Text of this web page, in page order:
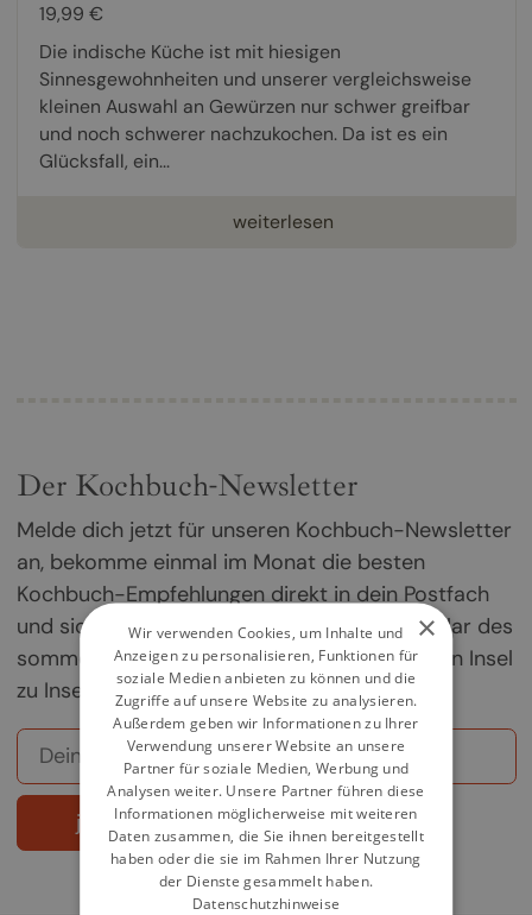
19,99 €
Die indische Küche ist mit hiesigen
Sinnesgewohnheiten und unserer vergleichsweise
kleinen Auswahl an Gewürzen nur schwer greifbar
und noch schwerer nachzukochen. Da ist es ein
Glücksfall, ein...
weiterlesen
Der Kochbuch-Newsletter
Melde dich jetzt für unseren Kochbuch-Newsletter
an, bekomme einmal im Monat die besten
Kochbuch-Empfehlungen direkt in dein Postfach
und sichere dir deine Chance auf ein Exemplar des
sommerlichen Griechenland-Kochbuchs „Von Insel
zu Insel".
jetzt abonnieren
×
Wir verwenden Cookies, um Inhalte und
Anzeigen zu personalisieren, Funktionen für
soziale Medien anbieten zu können und die
Zugriffe auf unsere Website zu analysieren.
Außerdem geben wir Informationen zu Ihrer
Verwendung unserer Website an unsere
Partner für soziale Medien, Werbung und
Analysen weiter. Unsere Partner führen diese
Informationen möglicherweise mit weiteren
Daten zusammen, die Sie ihnen bereitgestellt
haben oder die sie im Rahmen Ihrer Nutzung
der Dienste gesammelt haben.
Datenschutzhinweise